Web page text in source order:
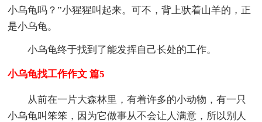
小乌龟吗？”小猩猩叫起来。可不，背上驮着山羊的，正
是小乌龟。
小乌龟终于找到了能发挥自己长处的工作。
小乌龟找工作作文 篇5
从前在一片大森林里，有着许多的小动物，有一只
小乌龟叫笨笨，因为它做事从不会让人满意，所以别人